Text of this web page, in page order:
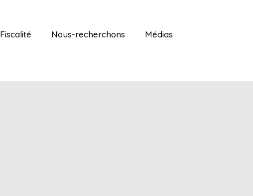
Fiscalité Nous-recherchons
Médias